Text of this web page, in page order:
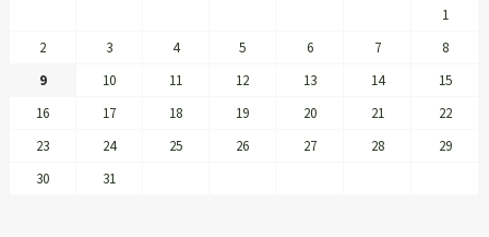
1
2
3 4 5 6 7
8
9
10 11 12 13 14
15
16
17 18 19 20 21
22
23
24 25 26 27 28
29
30
31